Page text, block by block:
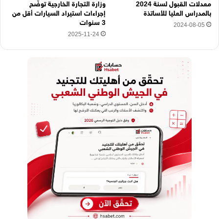
معدلات القبول لسنة 2024
بالمدراس العليا للأساتذة
2024-08-05
وزارة التجارة الخارجية توضّح
إجراءات استيراد السيارات أقل من
3 سنوات
2025-11-24